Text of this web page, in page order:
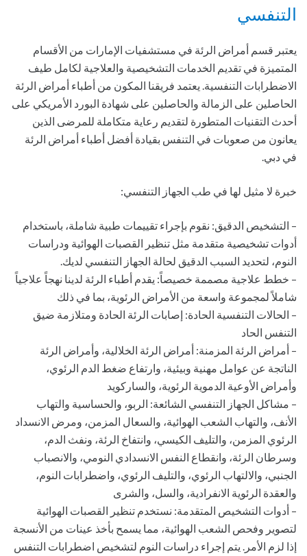
التنفسي
يعتبر قسم أمراض الرئة في مستشفيات الإمارات من الأقسام
المتميزة في تقديم الخدمات التشخيصية والعلاجية لكامل طيف
الاضطرابات التنفسية. يعتمد فريقنا المكون من أطباء أمراض الرئة
الحاصلين على الزمالة والحاصلين على شهادة البورد الأمريكي على
أحدث التقنيات المتطورة لتقديم رعاية متكاملة للمرضى الذين
يعانون من صعوبات في التنفس بقيادة أفضل أطباء أمراض الرئة
في دبي.
خبرة لا مثيل لها في طب الجهاز التنفسي:
– التشخيص الدقيق: نقوم بإجراء تقييمات طبية شاملة، باستخدام
أدوات تشخيصية متقدمة مثل تنظير القصبات الهوائية ودراسات
النوم، لتحديد السبب الدقيق لحالة الجهاز التنفسي لديك.
– خطط علاجية مصممة خصيصاً: يقدم أطباء الرئة لدينا نهجاً علاجياً
شاملاً لمجموعة واسعة من الأمراض الرئوية، بما في ذلك
– الحالات التنفسية الحادة: إصابات الرئة الحادة ومتلازمة ضيق
التنفس الحاد
– أمراض الرئة المزمنة: أمراض الرئة الخلالية، وأمراض الرئة
الناتجة عن عوامل مهنية وبيئية، وارتفاع ضغط الدم الرئوي،
وأمراض الأوعية الدموية الرئوية، والساركويد
– مشاكل الجهاز التنفسي الشائعة: الربو، والحساسية والتهاب
الأنف، والتهاب الشعب الهوائية، والسعال المزمن، ومرض الانسداد
الرئوي المزمن، والتليف الكيسي، وانتفاخ الرئة، ونفث الدم،
وسرطان الرئة، وانقطاع النفس الانسدادي النومي، والانصباب
الجنبي، والالتهاب الرئوي، والتليف الرئوي، واضطرابات النوم،
والعقدة الرئوية الانفرادية، والسل، والشرى
– أدوات التشخيص المتقدمة: نستخدم تنظير القصبات الهوائية
لتصوير وفحص الشعب الهوائية، مما يسمح بأخذ عينات من الأنسجة
إذا لزم الأمر. يتم إجراء دراسات النوم لتشخيص اضطرابات التنفس